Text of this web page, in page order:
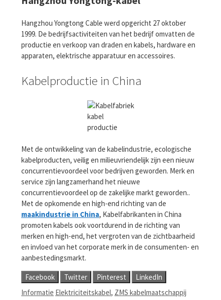
Hangzhou Yongtong Cable werd opgericht 27 oktober
1999. De bedrijfsactiviteiten van het bedrijf omvatten de
productie en verkoop van draden en kabels, hardware en
apparaten, elektrische apparatuur en accessoires.
Kabelproductie in China
kabel
productie
Met de ontwikkeling van de kabelindustrie, ecologische
kabelproducten, veilig en milieuvriendelijk zijn een nieuw
concurrentievoordeel voor bedrijven geworden. Merk en
service zijn langzamerhand het nieuwe
concurrentievoordeel op de zakelijke markt geworden..
Met de opkomende en high-end richting van de
maakindustrie in China, Kabelfabrikanten in China
promoten kabels ook voortdurend in de richting van
merken en high-end, het vergroten van de zichtbaarheid
en invloed van het corporate merk in de consumenten- en
aanbestedingsmarkt.
Facebook Twitter Pinterest
LinkedIn
Categorieën
Informatie Tags
Elektriciteitskabel, ZMS kabelmaatschappij